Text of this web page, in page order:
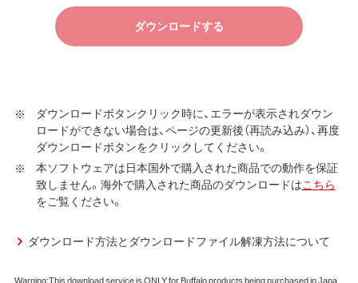
ます）について弊社が保証契約に基づく修理を実施する際
の条件である保証契約約款、およびそれに含まれるソフト
ウェア（以下、添付ソフトウェアといいます）の使用許諾契
ア（ユーティリティ・ファームウェア・ドライバなど）を含み
以下、本ソフトウェアといいます）の使用を許諾いたしま
す。
第1条 使用許諾
弊社は、本契約に規定する条件で、本ソフトウェアの
ダウンロードする
ダウンロードボタンクリック時に、エラーが表示されダウン
ロードができない場合は、ページの更新後（再読み込み）、再度
ダウンロードボタンをクリックしてください。
本ソフトウェアは日本国外で購入された商品での動作を保証
致しません。海外で購入された商品のダウンロードはこちら
をご覧ください。
ダウンロード方法とダウンロードファイル解凍方法について
Warning:This download service is ONLY for Buffalo products being purchased in Japa